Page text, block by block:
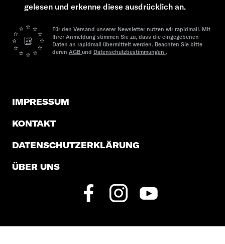
gelesen und erkenne diese ausdrücklich an.
Für den Versand unserer Newsletter nutzen wir rapidmail. Mit
Ihrer Anmeldung stimmen Sie zu, dass die eingegebenen
Daten an rapidmail übermittelt werden. Beachten Sie bitte
deren AGB und Datenschutzbestimmungen .
IMPRESSUM
KONTAKT
DATENSCHUTZERKLÄRUNG
ÜBER UNS